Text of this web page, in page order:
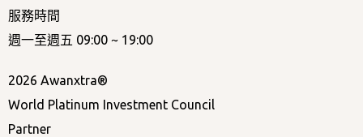
服務時間
週一至週五 09:00 ~ 19:00
2026 Awanxtra®
World Platinum Investment Council
Partner